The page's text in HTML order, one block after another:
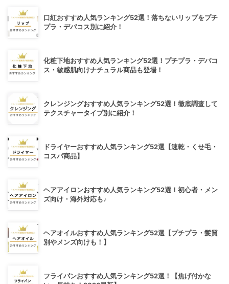
口紅おすすめ人気ランキング52選！落ちないリップをプチ
プラ・デパコス別に紹介！
化粧下地おすすめ人気ランキング52選！プチプラ・デパコ
ス・敏感肌向けナチュラル商品も登場！
クレンジングおすすめ人気ランキング52選！徹底調査して
テクスチャータイプ別に紹介！
ドライヤーおすすめ人気ランキング52選【速乾・くせ毛・
コスパ商品】
ヘアアイロンおすすめ人気ランキング52選！初心者・メン
ズ向け・海外対応も♪
ヘアオイルおすすめ人気ランキング52選【プチプラ・髪質
別やメンズ向けも！】
フライパンおすすめ人気ランキング52選！【焦げ付かな